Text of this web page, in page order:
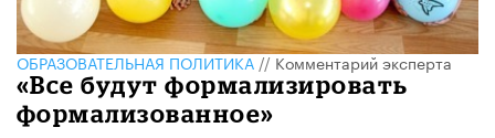
ОБРАЗОВАТЕЛЬНАЯ ПОЛИТИКА//Комментарий эксперта
«Все будут формализировать
формализованное»